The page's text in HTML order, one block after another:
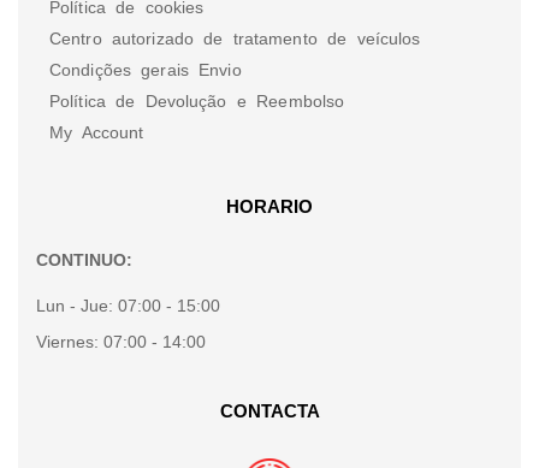
Política de cookies
Centro autorizado de tratamento de veículos
Condições gerais Envio
Política de Devolução e Reembolso
My Account
HORARIO
CONTINUO:
Lun - Jue: 07:00 - 15:00
Viernes: 07:00 - 14:00
CONTACTA